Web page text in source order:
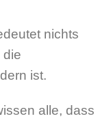
nichts
die
ist.
alle, dass